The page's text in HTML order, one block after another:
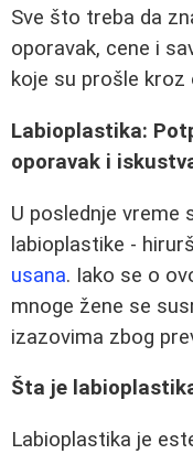
Sve što treba da
oporavak, cene i
koje su prošle kroz
Labioplastika:
oporavak i
U poslednje vreme
labioplastike -
usana. Iako se o
mnoge žene se
izazovima zbog
Šta je
Labioplastika je